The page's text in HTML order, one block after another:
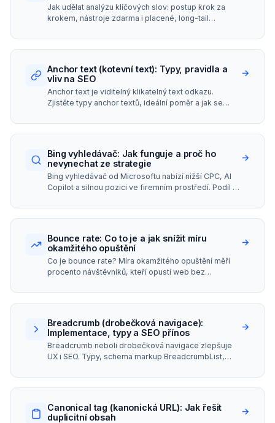
Jak udělat analýzu klíčových slov: postup krok za
krokem, nástroje zdarma i placené, long-tail
konzultanta.
Anchor text (kotevní text): Typy, pravidla a
vliv na SEO
Anchor text je viditelný klikatelný text odkazu.
Zjistěte typy anchor textů, ideální poměr a jak se
→
Bing vyhledávač: Jak funguje a proč ho
nevynechat ze strategie
Bing vyhledávač od Microsoftu nabízí nižší CPC, AI
Copilot a silnou pozici ve firemním prostředí. Podíl na
→
Bounce rate: Co to je a jak snížit míru
okamžitého opuštění
Co je bounce rate? Míra okamžitého opuštění měří
procento návštěvníků, kteří opustí web bez
snížit.
→
Breadcrumb (drobečková navigace):
Implementace, typy a SEO přínos
Breadcrumb neboli drobečková navigace zlepšuje
UX i SEO. Typy, schema markup BreadcrumbList,
→
Canonical tag (kanonická URL): Jak řešit
duplicitní obsah
→